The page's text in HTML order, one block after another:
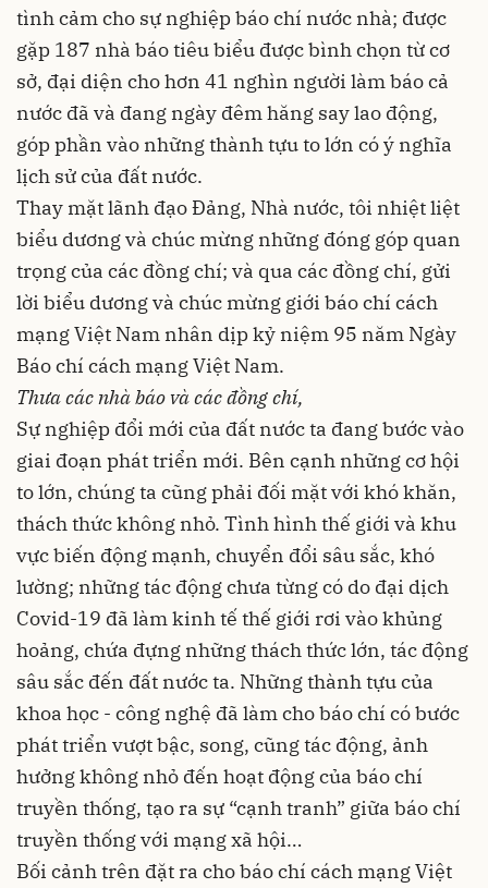
tình cảm cho sự nghiệp báo chí nước nhà; được
gặp 187 nhà báo tiêu biểu được bình chọn từ cơ
sở, đại diện cho hơn 41 nghìn người làm báo cả
nước đã và đang ngày đêm hăng say lao động,
góp phần vào những thành tựu to lớn có ý nghĩa
lịch sử của đất nước.
Thay mặt lãnh đạo Đảng, Nhà nước, tôi nhiệt liệt
biểu dương và chúc mừng những đóng góp quan
trọng của các đồng chí; và qua các đồng chí, gửi
lời biểu dương và chúc mừng giới báo chí cách
mạng Việt Nam nhân dịp kỷ niệm 95 năm Ngày
Báo chí cách mạng Việt Nam.
Thưa các nhà báo và các đồng chí,
Sự nghiệp đổi mới của đất nước ta đang bước vào
giai đoạn phát triển mới. Bên cạnh những cơ hội
to lớn, chúng ta cũng phải đối mặt với khó khăn,
thách thức không nhỏ. Tình hình thế giới và khu
vực biến động mạnh, chuyển đổi sâu sắc, khó
lường; những tác động chưa từng có do đại dịch
Covid-19 đã làm kinh tế thế giới rơi vào khủng
hoảng, chứa đựng những thách thức lớn, tác động
sâu sắc đến đất nước ta. Những thành tựu của
khoa học - công nghệ đã làm cho báo chí có bước
phát triển vượt bậc, song, cũng tác động, ảnh
hưởng không nhỏ đến hoạt động của báo chí
truyền thống, tạo ra sự “cạnh tranh” giữa báo chí
truyền thống với mạng xã hội…
Bối cảnh trên đặt ra cho báo chí cách mạng Việt